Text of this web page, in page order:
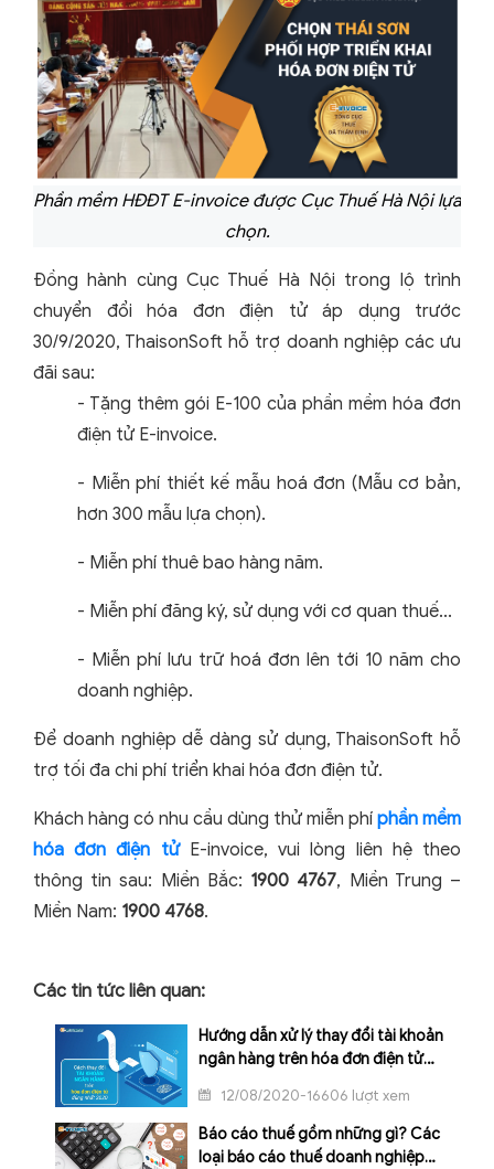
Phần mềm HĐĐT E-invoice được Cục Thuế Hà Nội lựa
chọn.
Đồng hành cùng Cục Thuế Hà Nội trong lộ trình
chuyển đổi hóa đơn điện tử áp dụng trước
30/9/2020, ThaisonSoft hỗ trợ doanh nghiệp các ưu
đãi sau:
- Tặng thêm gói E-100 của phần mềm hóa đơn
điện tử E-invoice.
- Miễn phí thiết kế mẫu hoá đơn (Mẫu cơ bản,
hơn 300 mẫu lựa chọn).
- Miễn phí thuê bao hàng năm.
- Miễn phí đăng ký, sử dụng với cơ quan thuế...
- Miễn phí lưu trữ hoá đơn lên tới 10 năm cho
doanh nghiệp.
Để doanh nghiệp dễ dàng sử dụng, ThaisonSoft hỗ
trợ tối đa chi phí triển khai hóa đơn điện tử.
Khách hàng có nhu cầu dùng thử miễn phí phần mềm
hóa đơn điện tửE-invoice, vui lòng liên hệ theo
thông tin sau: Miền Bắc: 1900 4767, Miền Trung –
Miền Nam: 1900 4768.
Các tin tức liên quan:
Hướng dẫn xử lý thay đổi tài khoản
ngân hàng trên hóa đơn điện tử
12/08/2020-16606 lượt xem
Báo cáo thuế gồm những gì? Các
loại báo cáo thuế doanh nghiệp